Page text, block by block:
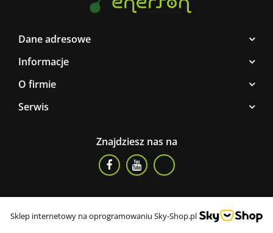
Dane adresowe
Informacje
O firmie
Serwis
Znajdziesz nas na
Sklep internetowy na oprogramowaniu Sky-Shop.pl